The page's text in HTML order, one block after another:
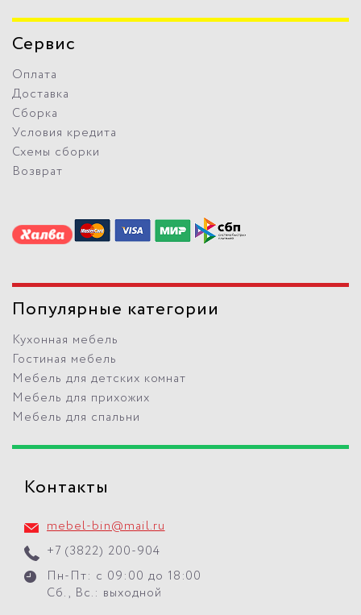
Сервис
Оплата
Доставка
Сборка
Условия кредита
Схемы сборки
Возврат
Популярные категории
Кухонная мебель
Гостиная мебель
Мебель для детских комнат
Мебель для прихожих
Мебель для спальни
Контакты
mebel-bin@mail.ru
+7 (3822) 200-904
Пн-Пт: с 09:00 до 18:00
Сб., Вс.: выходной